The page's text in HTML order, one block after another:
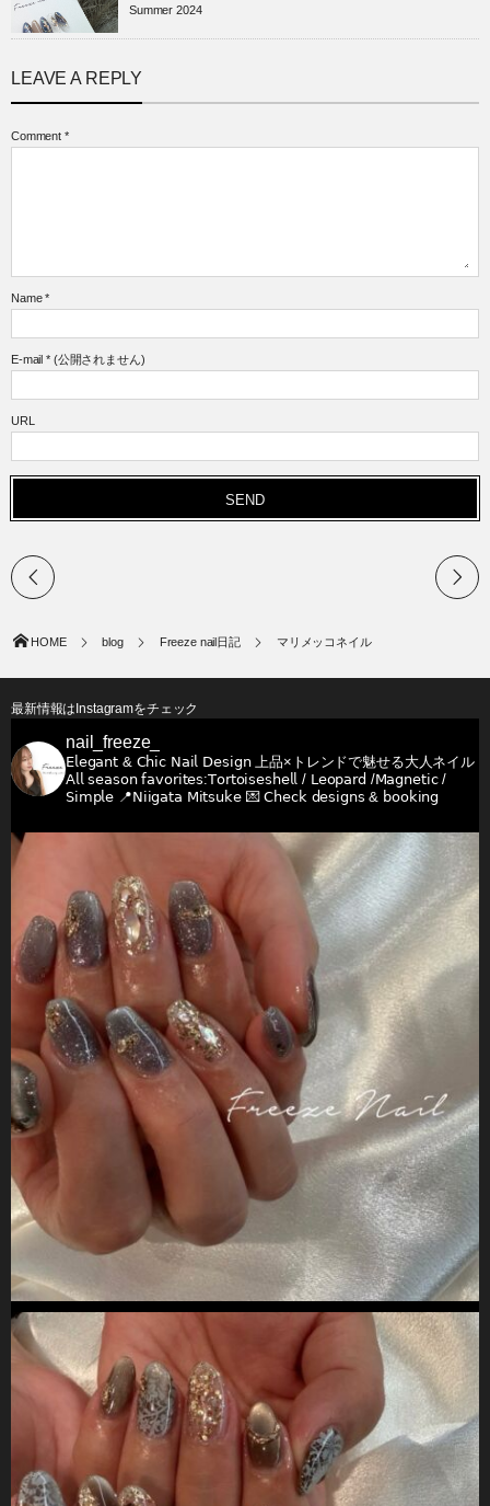
Summer 2024
LEAVE A REPLY
Comment *
Name *
E-mail *(公開されません)
URL
HOME blog Freeze nail日記 マリメッコネイル
最新情報はInstagramをチェック
nail_freeze_
𝖤𝗅𝖾𝗀𝖺𝗇𝗍 & 𝖢𝗁𝗂𝖼 𝖭𝖺𝗂𝗅 𝖣𝖾𝗌𝗂𝗀𝗇上品×トレンドで魅せる大人ネイル
𝖠𝗅𝗅 𝗌𝖾𝖺𝗌𝗈𝗇 𝖿𝖺𝗏𝗈𝗋𝗂𝗍𝖾𝗌:𝖳𝗈𝗋𝗍𝗈𝗂𝗌𝖾𝗌𝗁𝖾𝗅𝗅 / 𝖫𝖾𝗈𝗉𝖺𝗋𝖽 /𝖬𝖺𝗀𝗇𝖾𝗍𝗂𝖼 /
𝖲𝗂𝗆𝗉𝗅𝖾 📍𝖭𝗂𝗂𝗀𝖺𝗍𝖺 𝖬𝗂𝗍𝗌𝗎𝗄𝖾💌 𝖢𝗁𝖾𝖼𝗄 𝖽𝖾𝗌𝗂𝗀𝗇𝗌 & 𝖻𝗈𝗈𝗄𝗂𝗇𝗀